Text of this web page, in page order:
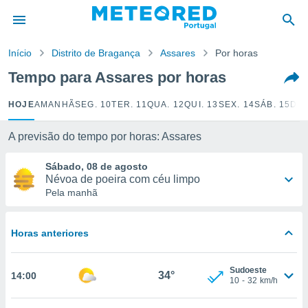
da
foi
as
fornecidas
ou
Início Distrito de Bragança Assares Por horas
Tempo para Assares por horas
HOJEAMANHÃSEG. 10TER. 11QUA. 12QUI. 13 SEX. 14SÁB. 15
A previsão do tempo por horas: Assares
Sábado, 08 de agosto
Névoa de poeira com céu limpo
Pela manhã
Horas anteriores
14:00 34°
Sudoeste
10 - 32 km/h